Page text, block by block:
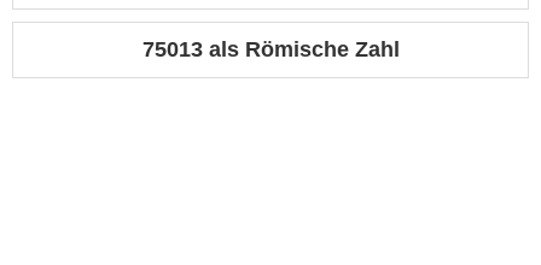
75013 als Römische Zahl